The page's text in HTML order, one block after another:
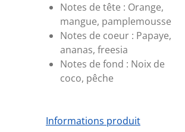
Notes de tête : Orange,
mangue, pamplemousse
Notes de coeur : Papaye,
ananas, freesia
Notes de fond : Noix de
coco, pêche
Informations produit